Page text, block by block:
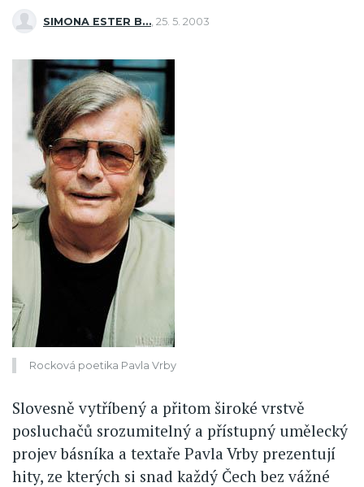
SIMONA ESTER B… 25. 5. 2003
Rocková poetika Pavla Vrby
Slovesně vytříbený a přitom široké vrstvě
posluchačů srozumitelný a přístupný umělecký
projev básníka a textaře Pavla Vrby prezentují
hity, ze kterých si snad každý Čech bez vážné